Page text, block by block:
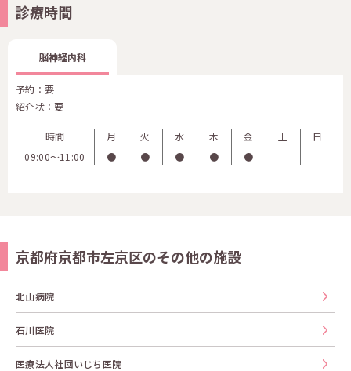
診療時間
脳神経内科
予約：要
紹介状：要
時間 月 火 水 木 金 土
日
09:00〜11:00
● ● ● ● ● - -
京都府京都市左京区のその他の施設
北山病院
石川医院
医療法人社団いじち医院